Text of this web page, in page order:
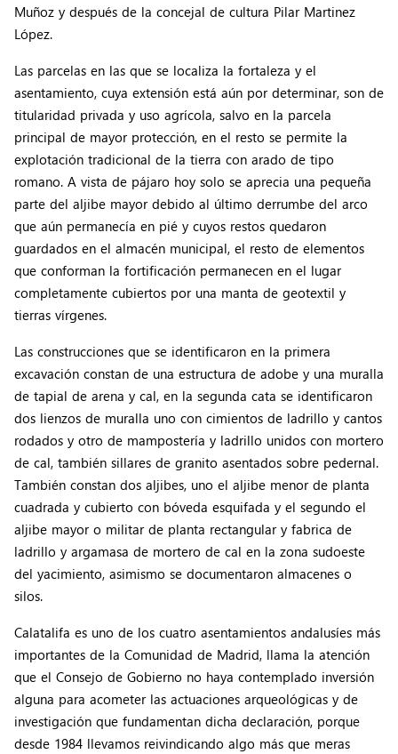
Muñoz y después de la concejal de cultura Pilar Martinez
López.
Las parcelas en las que se localiza la fortaleza y el
asentamiento, cuya extensión está aún por determinar, son de
titularidad privada y uso agrícola, salvo en la parcela
principal de mayor protección, en el resto se permite la
explotación tradicional de la tierra con arado de tipo
romano. A vista de pájaro hoy solo se aprecia una pequeña
parte del aljibe mayor debido al último derrumbe del arco
que aún permanecía en pié y cuyos restos quedaron
guardados en el almacén municipal, el resto de elementos
que conforman la fortificación permanecen en el lugar
completamente cubiertos por una manta de geotextil y
tierras vírgenes.
Las construcciones que se identificaron en la primera
excavación constan de una estructura de adobe y una muralla
de tapial de arena y cal, en la segunda cata se identificaron
dos lienzos de muralla uno con cimientos de ladrillo y cantos
rodados y otro de mampostería y ladrillo unidos con mortero
de cal, también sillares de granito asentados sobre pedernal.
También constan dos aljibes, uno el aljibe menor de planta
cuadrada y cubierto con bóveda esquifada y el segundo el
aljibe mayor o militar de planta rectangular y fabrica de
ladrillo y argamasa de mortero de cal en la zona sudoeste
del yacimiento, asimismo se documentaron almacenes o
silos.
Calatalifa es uno de los cuatro asentamientos andalusíes más
importantes de la Comunidad de Madrid, llama la atención
que el Consejo de Gobierno no haya contemplado inversión
alguna para acometer las actuaciones arqueológicas y de
investigación que fundamentan dicha declaración, porque
desde 1984 llevamos reivindicando algo más que meras